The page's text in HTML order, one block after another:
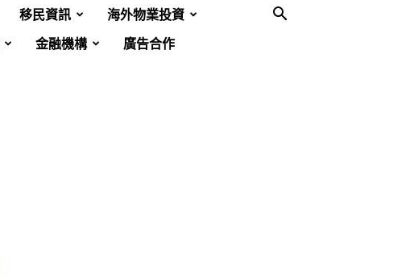
移民資訊
海外物業投資
金融機構 廣告合作